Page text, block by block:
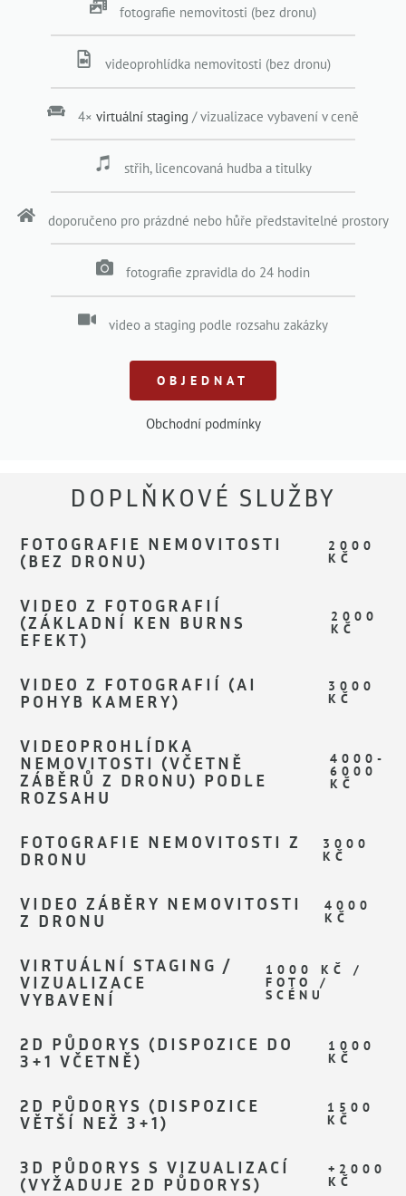
fotografie nemovitosti (bez dronu)
videoprohlídka nemovitosti (bez dronu)
4× virtuální staging / vizualizace vybavení v ceně
střih, licencovaná hudba a titulky
doporučeno pro prázdné nebo hůře představitelné prostory
fotografie zpravidla do 24 hodin
video a staging podle rozsahu zakázky
OBJEDNAT
Obchodní podmínky
DOPLŇKOVÉ SLUŽBY
FOTOGRAFIE NEMOVITOSTI
(BEZ DRONU)
2000
KČ
VIDEO Z FOTOGRAFIÍ
(ZÁKLADNÍ KEN BURNS
EFEKT)
2000
KČ
VIDEO Z FOTOGRAFIÍ (AI
POHYB KAMERY)
3000
KČ
VIDEOPROHLÍDKA
NEMOVITOSTI (VČETNĚ
ZÁBĚRŮ Z DRONU) PODLE
ROZSAHU
4000-
6000
KČ
FOTOGRAFIE NEMOVITOSTI Z
DRONU
3000
KČ
VIDEO ZÁBĚRY NEMOVITOSTI
Z DRONU
4000
KČ
VIRTUÁLNÍ STAGING /
VIZUALIZACE
VYBAVENÍ
1000 KČ /
FOTO /
SCÉNU
2D PŮDORYS (DISPOZICE DO
3+1 VČETNĚ)
1000
KČ
2D PŮDORYS (DISPOZICE
VĚTŠÍ NEŽ 3+1)
1500
KČ
3D PŮDORYS S VIZUALIZACÍ
(VYŽADUJE 2D PŮDORYS)
+2000
KČ